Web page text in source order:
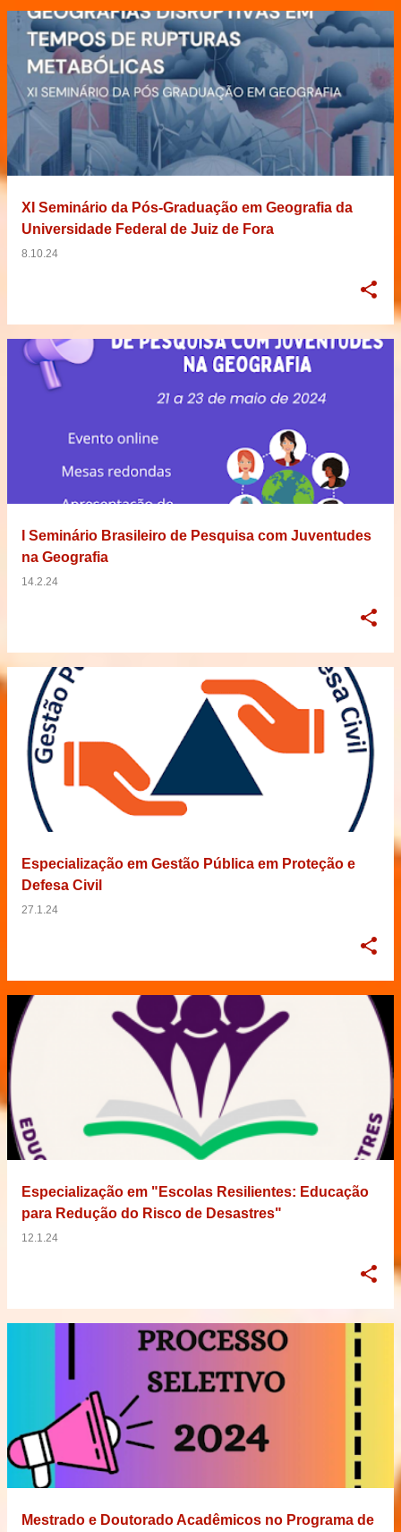
XI Seminário da Pós-Graduação em Geografia da
Universidade Federal de Juiz de Fora
8.10.24
I Seminário Brasileiro de Pesquisa com Juventudes
na Geografia
14.2.24
Especialização em Gestão Pública em Proteção e
Defesa Civil
27.1.24
Especialização em "Escolas Resilientes: Educação
para Redução do Risco de Desastres"
12.1.24
Mestrado e Doutorado Acadêmicos no Programa de